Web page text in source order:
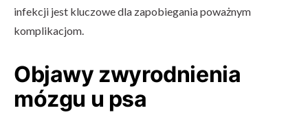
infekcji jest kluczowe dla zapobiegania poważnym
komplikacjom.
Objawy zwyrodnienia
mózgu u psa